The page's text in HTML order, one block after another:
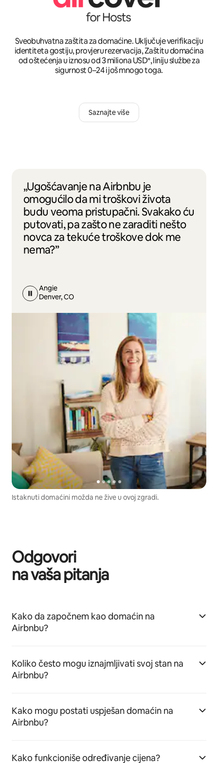
Sveobuhvatna zaštita za domaćine. Uključuje verifikaciju
identiteta gostiju, provjeru rezervacija, Zaštitu domaćina
od oštećenja u iznosu od 3 miliona USD*, liniju službe za
sigurnost 0–24 i još mnogo toga.
Saznajte više
„Ugošćavanje na Airbnbu je
omogućilo da mi troškovi života
budu veoma pristupačni. Svakako ću
putovati, pa zašto ne zaraditi nešto
novca za tekuće troškove dok me
nema?”
Angie
Denver, CO
Istaknuti domaćini možda ne žive u ovoj zgradi.
Odgovori
na vaša pitanja
Kako da započnem kao domaćin na
Airbnbu?
Koliko često mogu iznajmljivati svoj stan na
Airbnbu?
Kako mogu postati uspješan domaćin na
Airbnbu?
Kako funkcioniše određivanje cijena?